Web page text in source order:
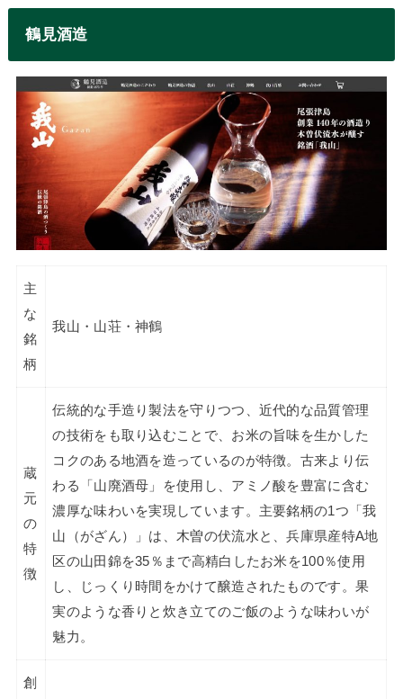
鶴見酒造
主
な
銘
柄
我山・山荘・神鶴
蔵
元
の
特
徴
伝統的な手造り製法を守りつつ、近代的な品質管理
の技術をも取り込むことで、お米の旨味を生かした
コクのある地酒を造っているのが特徴。古来より伝
わる「山廃酒母」を使用し、アミノ酸を豊富に含む
濃厚な味わいを実現しています。主要銘柄の1つ「我
山（がざん）」は、木曽の伏流水と、兵庫県産特A地
区の山田錦を35％まで高精白したお米を100％使用
し、じっくり時間をかけて醸造されたものです。果
実のような香りと炊き立てのご飯のような味わいが
魅力。
創